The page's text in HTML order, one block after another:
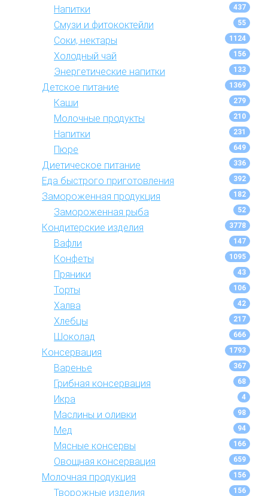
Напитки 437
Смузи и фитококтейли 55
Соки, нектары 1124
Холодный чай 156
Энергетические напитки 133
Детское питание 1369
Каши 279
Молочные продукты 210
Напитки 231
Пюре 649
Диетическое питание 336
Еда быстрого приготовления 392
Замороженная продукция 182
Замороженная рыба 52
Кондитерские изделия 3778
Вафли 147
Конфеты 1095
Пряники 43
Торты 106
Халва 42
Хлебцы 217
Шоколад 666
Консервация 1793
Варенье 367
Грибная консервация 68
Икра 4
Маслины и оливки 98
Мед 94
Мясные консервы 166
Овощная консервация 659
Молочная продукция 156
Творожные изделия 156